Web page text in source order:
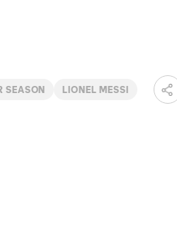
SEASON LIONEL MESSI